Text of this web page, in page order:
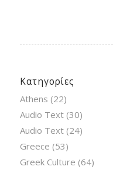
Κατηγορίες
Athens (22)
Audio Text(30)
Audio Text(24)
Greece (53)
Greek Culture (64)